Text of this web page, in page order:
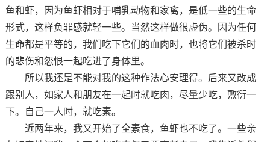
鱼和虾，因为鱼虾相对于哺乳动物和家禽，是低一些的生命
形式，这样负罪感就轻一些。当然这样做很虚伪。因为任何
生命都是平等的，我们吃下它们的血肉时，也将它们被杀时
的悲伤和怨恨一起吃进了身体里。
所以我还是不能对我的这种作法心安理得。后来又改成
跟别人，如家人和朋友在一起时就吃肉，尽量少吃，敷衍一
下。自己一人时，就吃素。
近两年来，我又开始了全素食，鱼虾也不吃了。一些亲